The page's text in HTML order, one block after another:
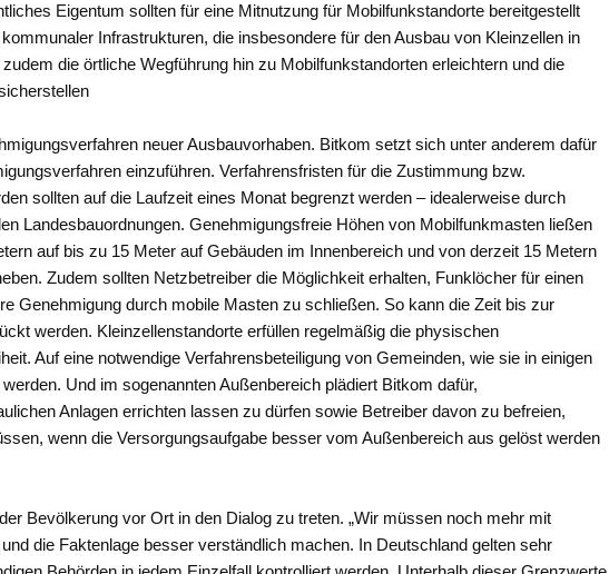
Eigentum sollten für eine Mitnutzung für Mobilfunkstandorte bereitgestellt
Infrastrukturen, die insbesondere für den Ausbau von Kleinzellen in
die örtliche Wegführung hin zu Mobilfunkstandorten erleichtern und die
neuer Ausbauvorhaben. Bitkom setzt sich unter anderem dafür
einzuführen. Verfahrensfristen für die Zustimmung bzw.
sollten auf die Laufzeit eines Monat begrenzt werden – idealerweise durch
Landesbauordnungen. Genehmigungsfreie Höhen von Mobilfunkmasten ließen
auf bis zu 15 Meter auf Gebäuden im Innenbereich und von derzeit 15 Metern
Zudem sollten Netzbetreiber die Möglichkeit erhalten, Funklöcher für einen
Genehmigung durch mobile Masten zu schließen. So kann die Zeit bis zur
werden. Kleinzellenstandorte erfüllen regelmäßig die physischen
Auf eine notwendige Verfahrensbeteiligung von Gemeinden, wie sie in einigen
Und im sogenannten Außenbereich plädiert Bitkom dafür,
Anlagen errichten lassen zu dürfen sowie Betreiber davon zu befreien,
wenn die Versorgungsaufgabe besser vom Außenbereich aus gelöst werden
Bevölkerung vor Ort in den Dialog zu treten. „Wir müssen noch mehr mit
die Faktenlage besser verständlich machen. In Deutschland gelten sehr